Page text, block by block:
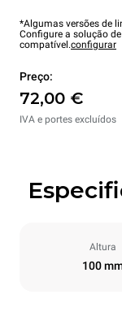
*Algumas versões de
Configure a solução
compatível.configurar
Preço:
72,00 €
IVA e portes excluídos
Altura
100